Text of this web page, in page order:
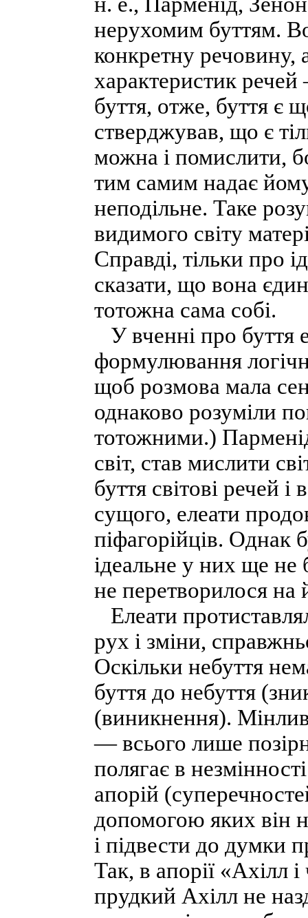
нерухомим буттям.
конкретну речовину,
характеристик
буття, отже, буття є
стверджував, що є
можна і помислити,
тим самим надає
неподільне. Таке
видимого світу
Справді, тільки про
сказати, що вона
тотожна сама собі.
У вченні про буття
формулювання
щоб розмова мала
однаково розуміли
тотожними.)
світ, став мислити
буття світові речей
сущого, елеати
піфагорійців. Однак
ідеальне у них ще не
не перетворилося на
Елеати
рух і зміни,
Оскільки небуття
буття до небуття
(виникнення).
— всього лише
полягає в
апорій
допомогою яких він
і підвести до думки
Так, в апорії «Ахілл
прудкий Ахілл не